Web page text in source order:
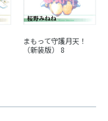
まもって守護月天！
（新装版） 8